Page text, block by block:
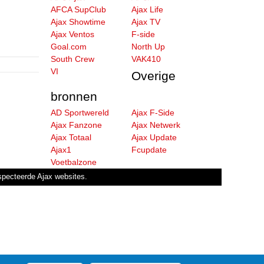
AFCA SupClub
Ajax Life
Ajax Showtime
Ajax TV
Ajax Ventos
F-side
Goal.com
North Up
South Crew
VAK410
VI
Overige
bronnen
AD Sportwereld
Ajax F-Side
Ajax Fanzone
Ajax Netwerk
Ajax Totaal
Ajax Update
Ajax1
Fcupdate
Voetbalzone
Ajax websites.